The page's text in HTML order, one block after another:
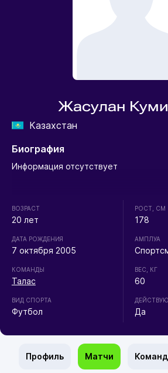
Жасулан
Казахстан
Биография
Информация отсутствует
ВОЗРАСТ
20 лет
ДАТА РОЖДЕНИЯ
7 октября 2005
КОМАНДЫ
Талас
ВИД СПОРТА
Футбол
РОСТ, СМ
178
АМПЛУА
ВЕС, КГ
60
Да
Профиль Матчи